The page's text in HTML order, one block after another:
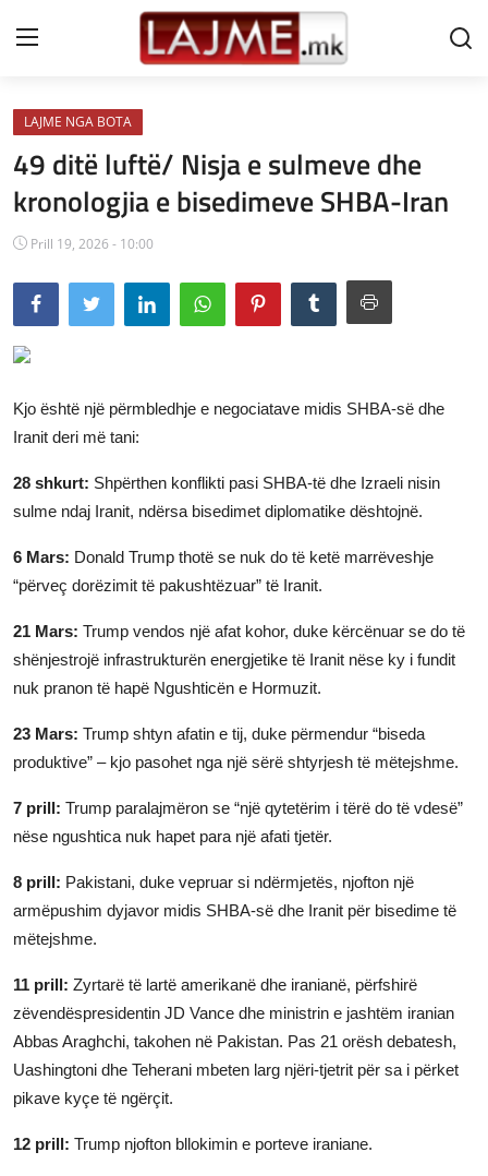
Shtëpi
LAJME MAQEDONI
SHQIPERI
KOSOVA
LAJME NGA BOTA
SPORT
SHENDETI
JETA
Gallery
Shqip
LAJME NGA BOTA
49 ditë luftë/ Nisja e sulmeve dhe
kronologjia e bisedimeve SHBA-Iran
Prill 19, 2026 - 10:00
Kjo është një përmbledhje e negociatave midis SHBA-së dhe
Iranit deri më tani:
28 shkurt: Shpërthen konflikti pasi SHBA-të dhe Izraeli nisin
sulme ndaj Iranit, ndërsa bisedimet diplomatike dështojnë.
6 Mars: Donald Trump thotë se nuk do të ketë marrëveshje
“përveç dorëzimit të pakushtëzuar” të Iranit.
21 Mars: Trump vendos një afat kohor, duke kërcënuar se do të
shënjestrojë infrastrukturën energjetike të Iranit nëse ky i fundit
nuk pranon të hapë Ngushticën e Hormuzit.
23 Mars: Trump shtyn afatin e tij, duke përmendur “biseda
produktive” – ​​kjo pasohet nga një sërë shtyrjesh të mëtejshme.
7 prill: Trump paralajmëron se “një qytetërim i tërë do të vdesë”
nëse ngushtica nuk hapet para një afati tjetër.
8 prill: Pakistani, duke vepruar si ndërmjetës, njofton një
armëpushim dyjavor midis SHBA-së dhe Iranit për bisedime të
mëtejshme.
11 prill: Zyrtarë të lartë amerikanë dhe iranianë, përfshirë
zëvendëspresidentin JD Vance dhe ministrin e jashtëm iranian
Abbas Araghchi, takohen në Pakistan. Pas 21 orësh debatesh,
Uashingtoni dhe Teherani mbeten larg njëri-tjetrit për sa i përket
pikave kyçe të ngërçit.
12 prill: Trump njofton bllokimin e porteve iraniane.